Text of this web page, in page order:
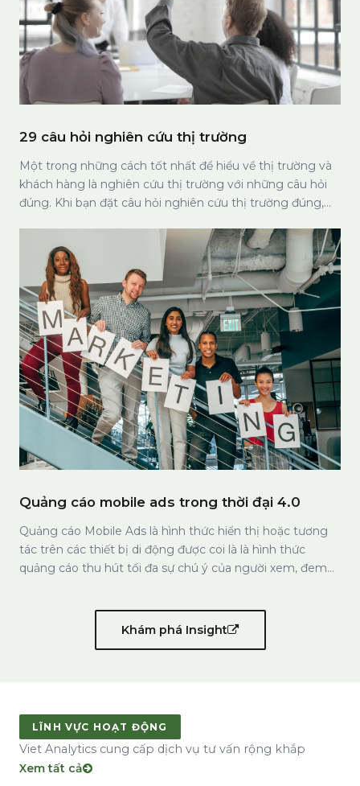
Một trong những cách tốt nhất để hiểu về thị trường và
khách hàng là nghiên cứu thị trường với những câu hỏi
đúng. Khi bạn đặt câu hỏi nghiên cứu thị trường đúng,
bạn có thể xác định được cơ hội để cải thiện chiến lược
Quảng cáo Mobile Ads là hình thức hiển thị hoặc tương
tác trên các thiết bị di động được coi là là hình thức
quảng cáo thu hút tối đa sự chú ý của người xem, đem
lại hiệu quả cao nhất cho tất cả các thương hiệu. Khi sử
Khám phá Insight
Viet Analytics cung cấp dịch vụ tư vấn rộng khắp
Xem tất cả